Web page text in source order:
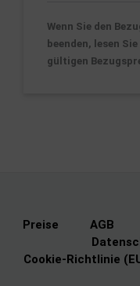
Wenn Sie den
beenden, lesen
gültigen
Preise AGB
Cookie-Richtlinie